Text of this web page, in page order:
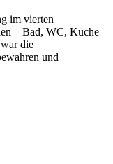
im vierten
– Bad, WC, Küche
die
und